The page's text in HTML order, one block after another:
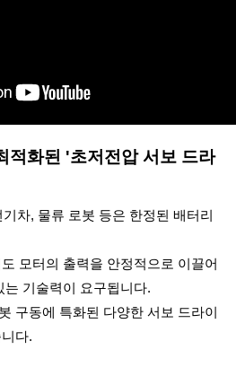
적화된 '초저전압 서보 드라
차, 물류 로봇 등은 한정된 배터리
모터의 출력을 안정적으로 이끌어
기술력이 요구됩니다.
구동에 특화된 다양한 서보 드라이
다.